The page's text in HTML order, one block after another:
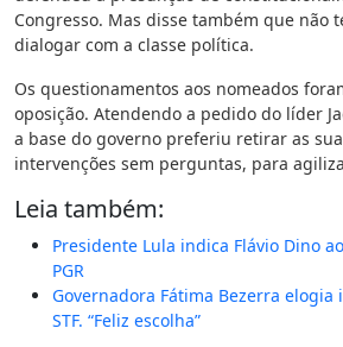
Congresso. Mas disse também que não
dialogar com a classe política.
Os questionamentos aos nomeados
oposição. Atendendo a pedido do líder
a base do governo preferiu retirar as
intervenções sem perguntas, para
Leia também:
Presidente Lula indica Flávio Dino
PGR
Governadora Fátima Bezerra elogia
STF. “Feliz escolha”